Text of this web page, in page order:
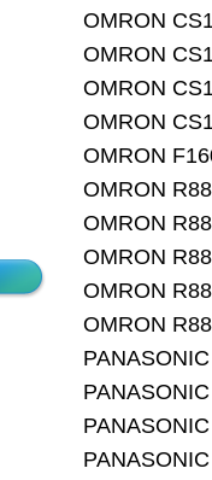
OMRON
OMRON
OMRON
OMRON
OMRON
OMRON
OMRON
OMRON
OMRON
OMRON